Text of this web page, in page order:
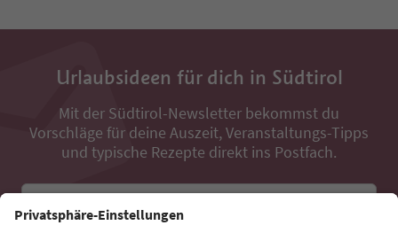
Urlaubsideen für dich in Südtirol
Mit der Südtirol-Newsletter bekommst du
Vorschläge für deine Auszeit, Veranstaltungs-Tipps
und typische Rezepte direkt ins Postfach.